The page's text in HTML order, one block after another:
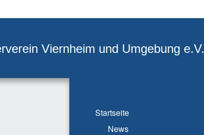
Viernheim und Umgebung e.V.
Startseite
News